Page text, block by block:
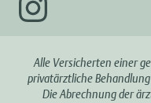
Alle Versicherten einer
privatärztliche
Die Abrechnung der